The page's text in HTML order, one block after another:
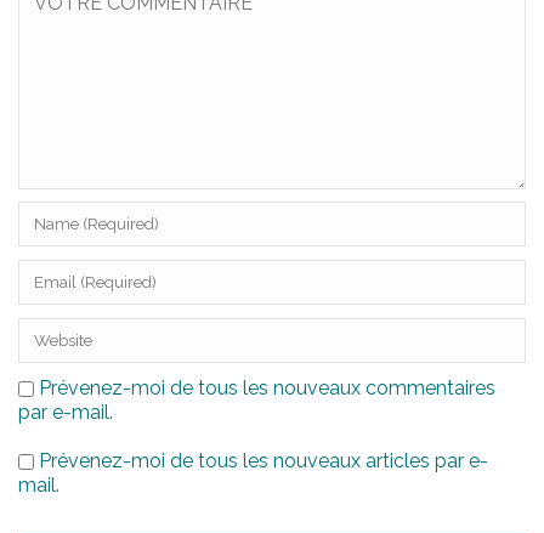
Prévenez-moi de tous les nouveaux commentaires
par e-mail.
Prévenez-moi de tous les nouveaux articles par e-
mail.